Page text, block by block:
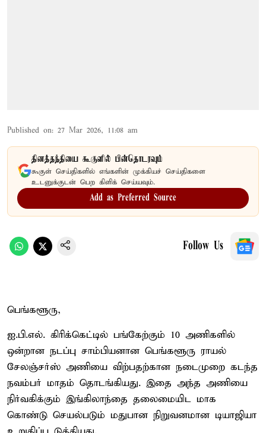
Published on: 27 Mar 2026, 11:08 am
தினத்தந்தியை கூகுளில் பின்தொடரவும்
கூகுள் செய்திகளில் எங்களின் முக்கியச் செய்திகளை
உடனுக்குடன் பெற கிளிக் செய்யவும்.
Add as Preferred Source
Follow Us
பெங்களூரு,
ஐ.பி.எல். கிரிக்கெட்டில் பங்கேற்கும் 10 அணிகளில்
ஒன்றான நடப்பு சாம்பியனான பெங்களூரு ராயல்
சேலஞ்சர்ஸ் அணியை விற்பதற்கான நடைமுறை கடந்த
நவம்பர் மாதம் தொடங்கியது. இதை அந்த அணியை
நிர்வகிக்கும் இங்கிலாந்தை தலைமையிட மாக
கொண்டு செயல்படும் மதுபான நிறுவனமான டியாஜியா